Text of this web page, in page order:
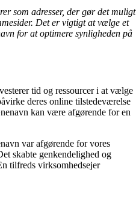
som adresser, der gør det muligt
Det er vigtigt at vælge et
for at optimere synligheden på
tid og ressourcer i at vælge
deres online tilstedeværelse
kan være afgørende for en
var afgørende for vores
skabte genkendelighed og
tilfreds virksomhedsejer